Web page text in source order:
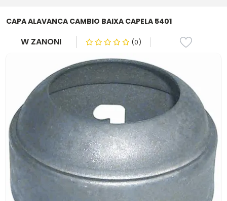
CAPA ALAVANCA CAMBIO BAIXA CAPELA 5401
W ZANONI (0)